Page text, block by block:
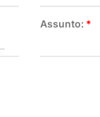
Assunto: *